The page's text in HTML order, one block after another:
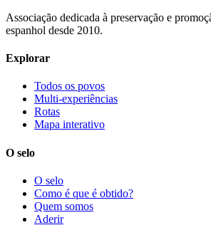
Associação dedicada à preservação e
espanhol desde 2010.
Explorar
Todos os povos
Multi-experiências
Rotas
Mapa interativo
O selo
O selo
Como é que é obtido?
Quem somos
Aderir